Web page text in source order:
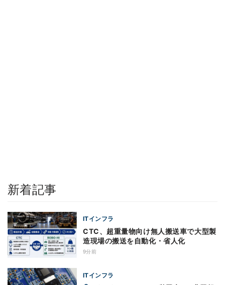
新着記事
ITインフラ
CTC、超重量物向け無人搬送車で大型製
造現場の搬送を自動化・省人化
9分前
ITインフラ